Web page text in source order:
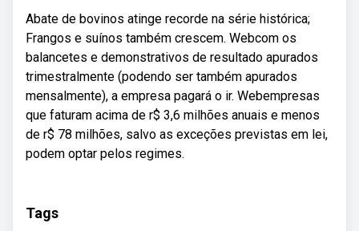
Abate de bovinos atinge recorde na série histórica;
Frangos e suínos também crescem. Webcom os
balancetes e demonstrativos de resultado apurados
trimestralmente (podendo ser também apurados
mensalmente), a empresa pagará o ir. Webempresas
que faturam acima de r$ 3,6 milhões anuais e menos
de r$ 78 milhões, salvo as exceções previstas em lei,
podem optar pelos regimes.
Tags